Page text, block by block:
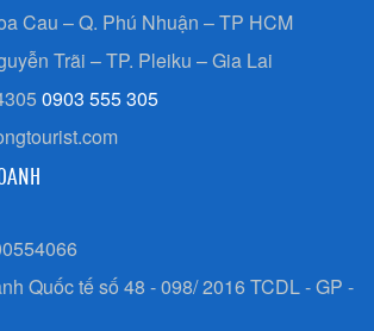
Cau – Q. Phú Nhuận – TP HCM
Trãi – TP. Pleiku – Gia Lai
0903 555 305
Quốc tế số 48 - 098/ 2016 TCDL - GP -